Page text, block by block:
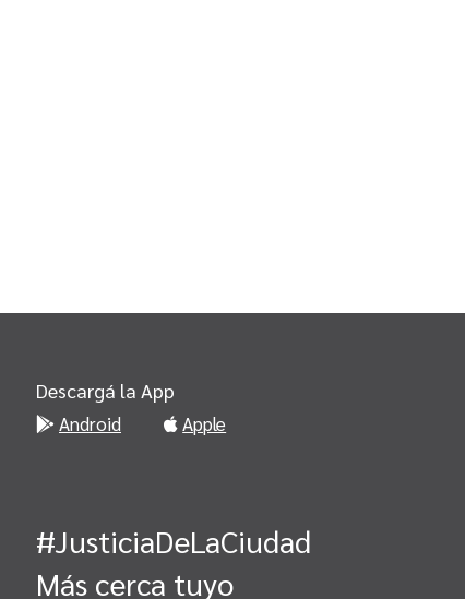
Descargá la App
Android Apple
#JusticiaDeLaCiudad
Más cerca tuyo